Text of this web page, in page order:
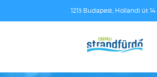
1213 Budapest, Hollandi út 14.